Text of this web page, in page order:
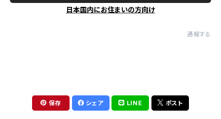
日本国内にお住まいの方向け
通報する
保存 シェア LINE ポスト